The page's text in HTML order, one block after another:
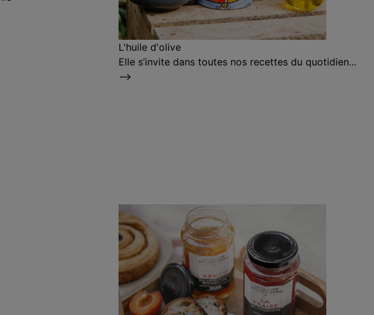
L'huile d'olive
Elle s’invite dans toutes nos recettes du quotidien...
⟶